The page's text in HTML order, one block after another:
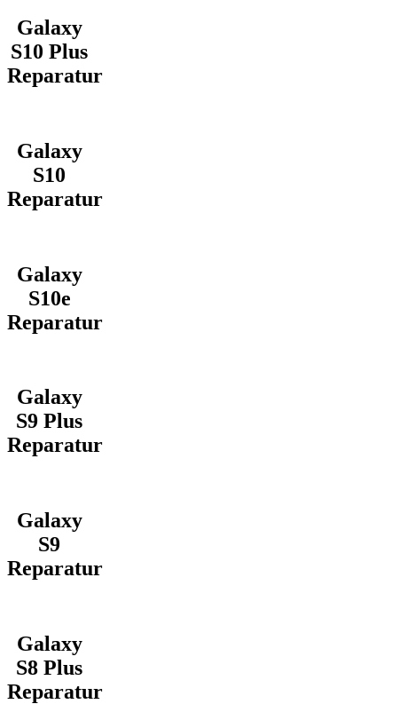
Galaxy
S10 Plus
Reparatur
Galaxy
S10
Reparatur
Galaxy
S10e
Reparatur
Galaxy
S9 Plus
Reparatur
Galaxy
S9
Reparatur
Galaxy
S8 Plus
Reparatur